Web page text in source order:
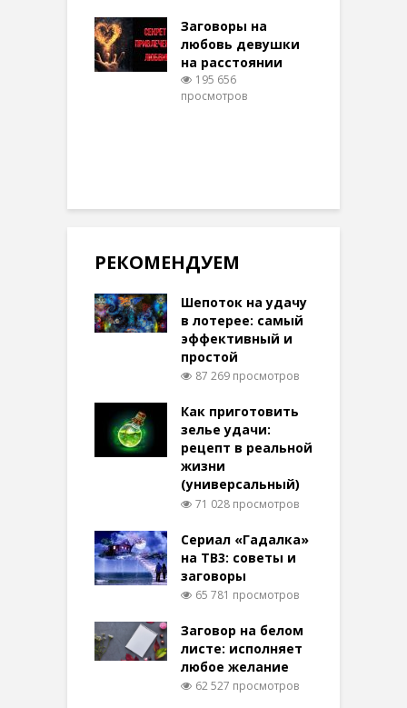
Заговоры на
любовь девушки
на расстоянии
195 656
просмотров
РЕКОМЕНДУЕМ
Шепоток на удачу
в лотерее: самый
эффективный и
простой
87 269 просмотров
Как приготовить
зелье удачи:
рецепт в реальной
жизни
(универсальный)
71 028 просмотров
Сериал «Гадалка»
на ТВ3: советы и
заговоры
65 781 просмотров
Заговор на белом
листе: исполняет
любое желание
62 527 просмотров